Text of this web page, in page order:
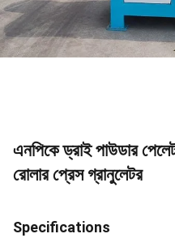
এনপিকে ড্রাই পাউডার
রোলার প্রেস গ্রানুলেটর
Specifications